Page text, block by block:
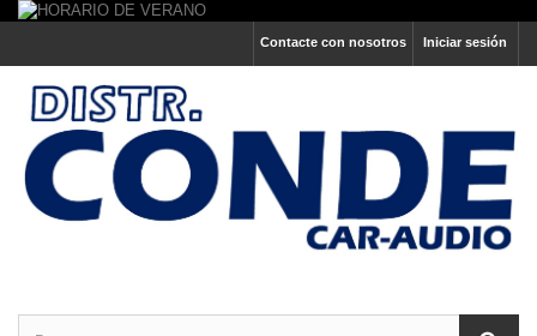
Iniciar sesión
Contacte con nosotros